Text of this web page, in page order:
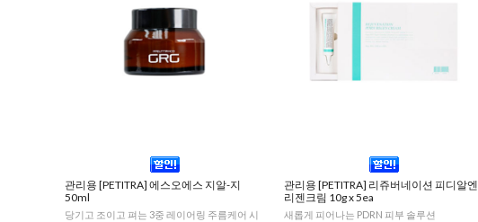
관리용 [PETITRA] 에스오에스 지알-지
50ml
당기고 조이고 펴는 3중 레이어링 주름케어 시
관리용 [PETITRA] 리쥬버네이션 피디알엔
리젠크림 10g x 5ea
새롭게 피어나는 PDRN 피부 솔루션